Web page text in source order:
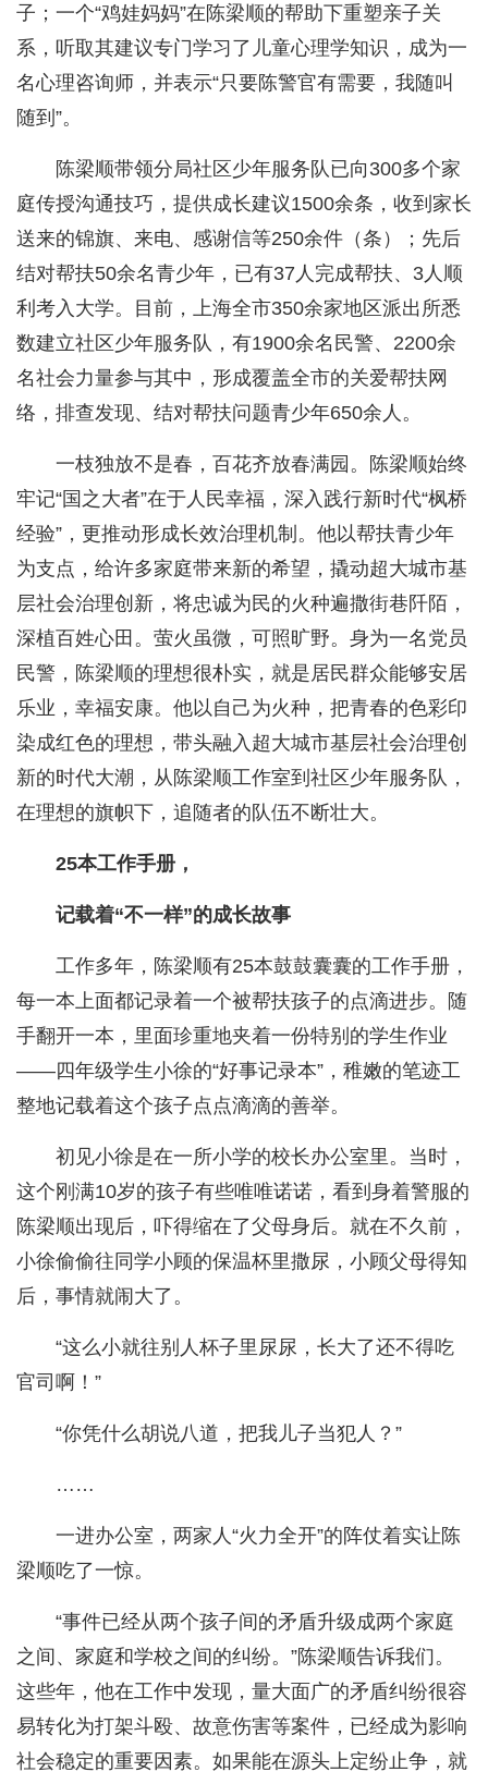
子；一个“鸡娃妈妈”在陈梁顺的帮助下重塑亲子关
系，听取其建议专门学习了儿童心理学知识，成为一
名心理咨询师，并表示“只要陈警官有需要，我随叫
随到”。
陈梁顺带领分局社区少年服务队已向300多个家
庭传授沟通技巧，提供成长建议1500余条，收到家长
送来的锦旗、来电、感谢信等250余件（条）；先后
结对帮扶50余名青少年，已有37人完成帮扶、3人顺
利考入大学。目前，上海全市350余家地区派出所悉
数建立社区少年服务队，有1900余名民警、2200余
名社会力量参与其中，形成覆盖全市的关爱帮扶网
络，排查发现、结对帮扶问题青少年650余人。
一枝独放不是春，百花齐放春满园。陈梁顺始终
牢记“国之大者”在于人民幸福，深入践行新时代“枫桥
经验”，更推动形成长效治理机制。他以帮扶青少年
为支点，给许多家庭带来新的希望，撬动超大城市基
层社会治理创新，将忠诚为民的火种遍撒街巷阡陌，
深植百姓心田。萤火虽微，可照旷野。身为一名党员
民警，陈梁顺的理想很朴实，就是居民群众能够安居
乐业，幸福安康。他以自己为火种，把青春的色彩印
染成红色的理想，带头融入超大城市基层社会治理创
新的时代大潮，从陈梁顺工作室到社区少年服务队，
在理想的旗帜下，追随者的队伍不断壮大。
25本工作手册，
记载着“不一样”的成长故事
工作多年，陈梁顺有25本鼓鼓囊囊的工作手册，
每一本上面都记录着一个被帮扶孩子的点滴进步。随
手翻开一本，里面珍重地夹着一份特别的学生作业
——四年级学生小徐的“好事记录本”，稚嫩的笔迹工
整地记载着这个孩子点点滴滴的善举。
初见小徐是在一所小学的校长办公室里。当时，
这个刚满10岁的孩子有些唯唯诺诺，看到身着警服的
陈梁顺出现后，吓得缩在了父母身后。就在不久前，
小徐偷偷往同学小顾的保温杯里撒尿，小顾父母得知
后，事情就闹大了。
“这么小就往别人杯子里尿尿，长大了还不得吃
官司啊！”
“你凭什么胡说八道，把我儿子当犯人？”
……
一进办公室，两家人“火力全开”的阵仗着实让陈
梁顺吃了一惊。
“事件已经从两个孩子间的矛盾升级成两个家庭
之间、家庭和学校之间的纠纷。”陈梁顺告诉我们。
这些年，他在工作中发现，量大面广的矛盾纠纷很容
易转化为打架斗殴、故意伤害等案件，已经成为影响
社会稳定的重要因素。如果能在源头上定纷止争，就